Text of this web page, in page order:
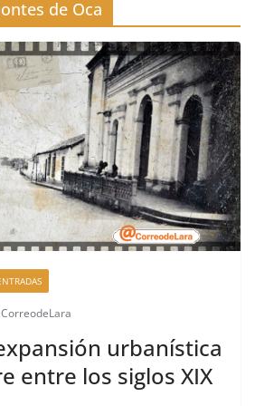
de Oca
CorreodeLara
urbanística
entre los siglos XIX